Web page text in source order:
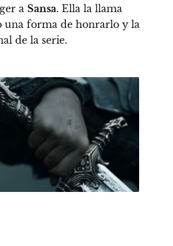
a Sansa. Ella la llama
una forma de honrarlo y la
de la serie.